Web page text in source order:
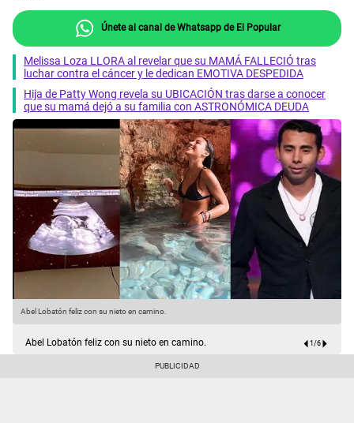
Únete al canal de Whatsapp de El Popular
Melissa Loza LLORA al revelar que su MAMÁ FALLECIÓ tras
luchar contra el cáncer y le dedican EMOTIVA DESPEDIDA
Hija de Patty Wong revela su UBICACIÓN tras darse a conocer
que su mamá dejó a su familia con ASTRONÓMICA DEUDA
Abel Lobatón feliz con su nieto en camino.
Abel Lobatón feliz con su nieto en camino. 1/6